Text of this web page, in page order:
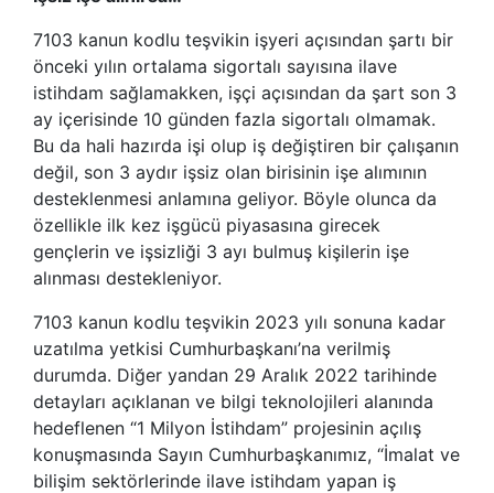
7103 kanun kodlu teşvikin işyeri açısından şartı bir
önceki yılın ortalama sigortalı sayısına ilave
istihdam sağlamakken, işçi açısından da şart son 3
ay içerisinde 10 günden fazla sigortalı olmamak.
Bu da hali hazırda işi olup iş değiştiren bir çalışanın
değil, son 3 aydır işsiz olan birisinin işe alımının
desteklenmesi anlamına geliyor. Böyle olunca da
özellikle ilk kez işgücü piyasasına girecek
gençlerin ve işsizliği 3 ayı bulmuş kişilerin işe
alınması destekleniyor.
7103 kanun kodlu teşvikin 2023 yılı sonuna kadar
uzatılma yetkisi Cumhurbaşkanı’na verilmiş
durumda. Diğer yandan 29 Aralık 2022 tarihinde
detayları açıklanan ve bilgi teknolojileri alanında
hedeflenen “1 Milyon İstihdam” projesinin açılış
konuşmasında Sayın Cumhurbaşkanımız, “İmalat ve
bilişim sektörlerinde ilave istihdam yapan iş